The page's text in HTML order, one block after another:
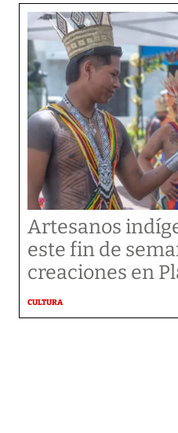
Artesanos
este fin de
creaciones en
CULTURA